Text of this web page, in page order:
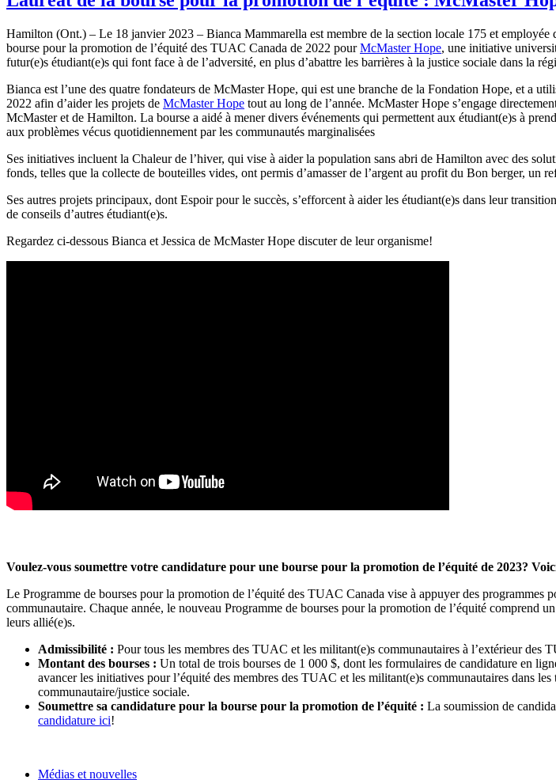
Hamilton (Ont.) – Le 18 janvier 2023 – Bianca Mammarella est membre de la section locale 175 et employée
bourse pour la promotion de l’équité des TUAC Canada de 2022 pourMcMaster Hope, une initiative
futur(e)s étudiant(e)s qui font face à de l’adversité, en plus d’abattre les barrières à la justice sociale dans la
Bianca est l’une des quatre fondateurs de McMaster Hope, qui est une branche de la Fondation Hope, et a
2022 afin d’aider les projets de McMaster Hope tout au long de l’année. McMaster Hope s’engage
McMaster et de Hamilton. La bourse a aidé à mener divers événements qui permettent aux étudiant(e)s à
aux problèmes vécus quotidiennement par les communautés marginalisées
Ses initiatives incluent la Chaleur de l’hiver, qui vise à aider la population sans abri de Hamilton avec des
fonds, telles que la collecte de bouteilles vides, ont permis d’amasser de l’argent au profit du Bon berger, un
Ses autres projets principaux, dont Espoir pour le succès, s’efforcent à aider les étudiant(e)s dans leur
de conseils d’autres étudiant(e)s.
Regardez ci-dessous Bianca et Jessica de McMaster Hope discuter de leur organisme!
Voulez-vous soumettre votre candidature pour une bourse pour la promotion de l’équité de 2023?
Le Programme de bourses pour la promotion de l’équité des TUAC Canada vise à appuyer des
communautaire. Chaque année, le nouveau Programme de bourses pour la promotion de l’équité comprend
leurs allié(e)s.
Admissibilité : Pour tous les membres des TUAC et les militant(e)s communautaires à l’extérieur des
Montant des bourses : Un total de trois bourses de 1 000 $, dont les formulaires de candidature en
avancer les initiatives pour l’équité des membres des TUAC et les militant(e)s communautaires dans
communautaire/justice sociale.
Soumettre sa candidature pour la bourse pour la promotion de l’équité : La soumission de
candidature ici!
Médias et nouvelles